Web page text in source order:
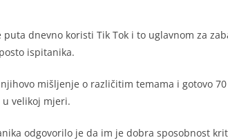
dnevno koristi Tik Tok i to uglavnom za
ispitanika.
mišljenje o različitim temama i gotovo
u velikoj mjeri.
odgovorilo je da im je dobra sposobnost